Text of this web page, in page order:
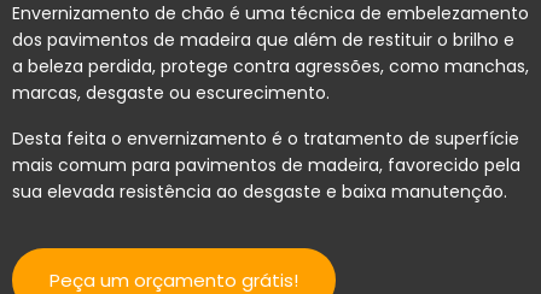
Envernizamento de chão é uma técnica de embelezamento
dos pavimentos de madeira que além de restituir o brilho e
a beleza perdida, protege contra agressões, como manchas,
marcas, desgaste ou escurecimento.
Desta feita o envernizamento é o tratamento de superfície
mais comum para pavimentos de madeira, favorecido pela
sua elevada resistência ao desgaste e baixa manutenção.
Peça um orçamento grátis!